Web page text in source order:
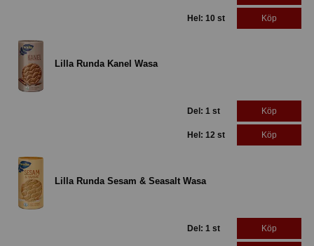
Hel: 10 st Köp
Lilla Runda Kanel Wasa
Del: 1 st Köp
Hel: 12 st Köp
Lilla Runda Sesam & Seasalt Wasa
Del: 1 st Köp